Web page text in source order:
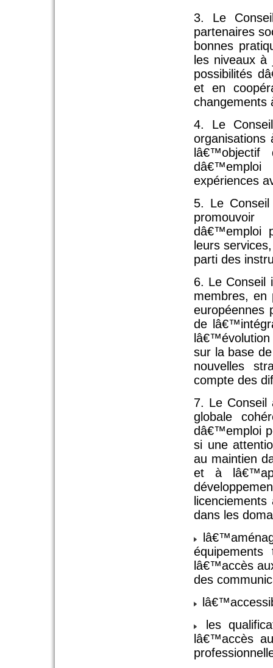
3. Le
partenaires
bonnes
les niveaux
possibilités
et en
changements
4. Le
organisations
expériences
5. Le
dâ€™emploi
leurs
parti des
6. Le Conseil
membres, en
européennes
de
sur la base
nouvelles
compte des
7. Le
globale
dâ€™emploi
si une
au maintien
et à
dans les
lâ€™accès
des
les
lâ€™accès